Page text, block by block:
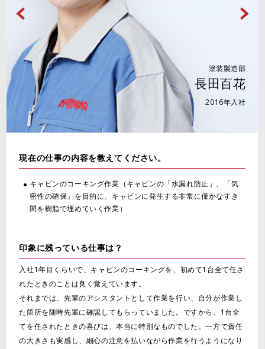
塗装製造部
長田百花
2016年入社
現在の仕事の内容を教えてください。
キャビンのコーキング作業（キャビンの「水漏れ防止」、「気
密性の確保」を目的に、キャビンに発生する非常に僅かなすき
間を樹脂で埋めていく作業）
印象に残っている仕事は？
入社1年目くらいで、キャビンのコーキングを、初めて1台全て任さ
れたときのことは良く覚えています。
それまでは、先輩のアシスタントとして作業を行い、自分が作業し
た箇所を随時先輩に確認してもらっていました。ですから、1台全
てを任されたときの喜びは、本当に特別なものでした。一方で責任
の大きさも実感し、細心の注意を払いながら作業を行うようになり